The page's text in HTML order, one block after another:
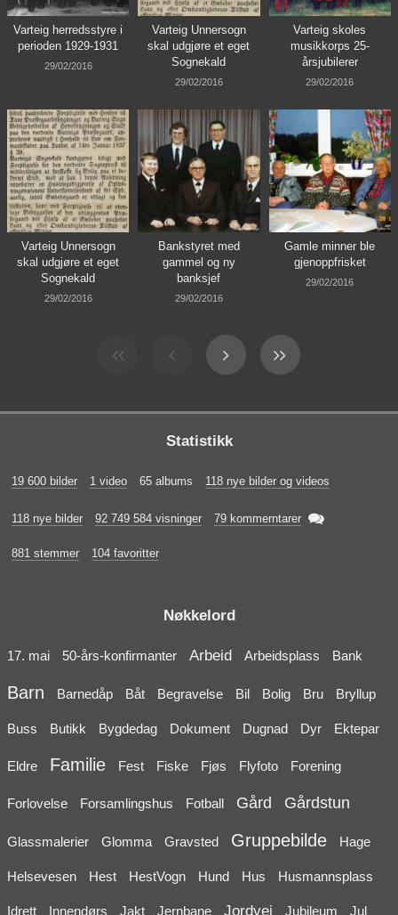
Varteig herredsstyre i
perioden 1929-1931
29/02/2016
Varteig Unnersogn
skal udgjøre et eget
Sognekald
29/02/2016
Varteig skoles
musikkorps 25-
årsjubilerer
29/02/2016
Varteig Unnersogn
skal udgjøre et eget
Sognekald
29/02/2016
Bankstyret med
gammel og ny
banksjef
29/02/2016
Gamle minner ble
gjenoppfrisket
29/02/2016
Statistikk
19 600 bilder 1 video 65 albums 118 nye bilder og videos
118 nye bilder 92 749 584 visninger 79 kommerntarer 
881 stemmer 104 favoritter
Nøkkelord
17. mai 50-års-konfirmanter Arbeid Arbeidsplass Bank
Barn Barnedåp Båt Begravelse Bil Bolig Bru Bryllup
Buss Butikk Bygdedag Dokument Dugnad Dyr Ektepar
Eldre Familie Fest Fiske Fjøs Flyfoto Forening
Forlovelse Forsamlingshus Fotball Gård Gårdstun
Glassmalerier Glomma Gravsted Gruppebilde Hage
Helsevesen Hest HestVogn Hund Hus Husmannsplass
Idrett Innendørs Jakt Jernbane Jordvei Jubileum Jul